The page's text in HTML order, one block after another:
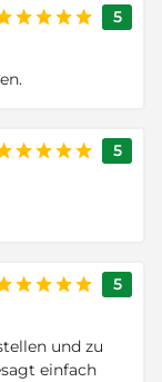
5
5
5
und zu
einfach